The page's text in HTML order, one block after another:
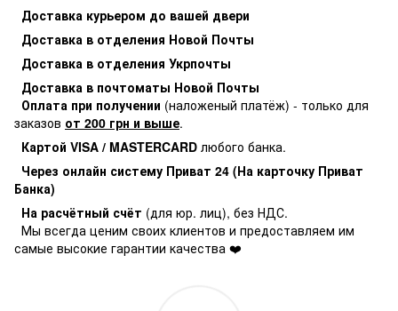
Доставка курьером до вашей двери
Доставка в отделения Новой Почты
Доставка в отделения Укрпочты
Доставка в почтоматы Новой Почты
Оплата при получении (наложеный платёж) - только для
заказов от 200 грн и выше.
Картой VISA / MASTERCARD любого банка.
Через онлайн систему Приват 24 (На карточку Приват
Банка)
На расчётный счёт (для юр. лиц), без НДС.
Мы всегда ценим своих клиентов и предоставляем им
самые высокие гарантии качества ❤️